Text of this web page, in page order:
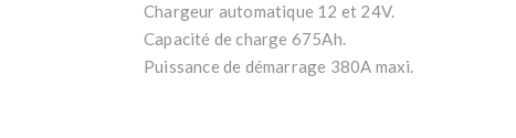
Chargeur automatique 12 et 24V.
Capacité de charge 675Ah.
Puissance de démarrage 380A maxi.